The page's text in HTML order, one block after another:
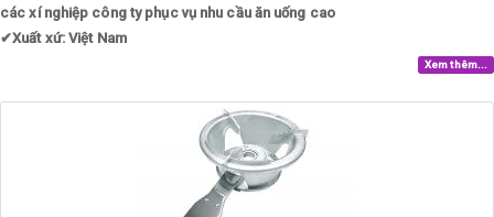
các xí nghiệp công ty phục vụ nhu cầu ăn uống cao
✔Xuất xứ: Việt Nam
Xem thêm...